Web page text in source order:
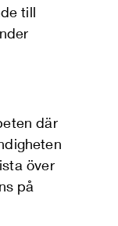
till
där
över
på